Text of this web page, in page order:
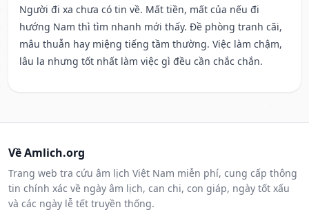
Người đi xa chưa có tin về. Mất tiền, mất của nếu đi
hướng Nam thì tìm nhanh mới thấy. Đề phòng tranh cãi,
mâu thuẫn hay miệng tiếng tầm thường. Việc làm chậm,
lâu la nhưng tốt nhất làm việc gì đều cần chắc chắn.
Về Amlich.org
Trang web tra cứu âm lịch Việt Nam miễn phí, cung cấp thông
tin chính xác về ngày âm lịch, can chi, con giáp, ngày tốt xấu
và các ngày lễ tết truyền thống.